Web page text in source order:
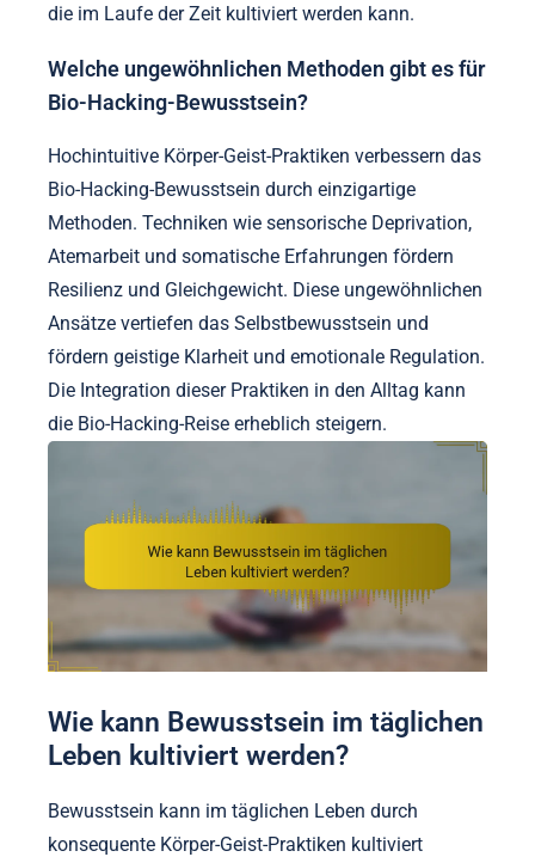
die im Laufe der Zeit kultiviert werden kann.
Welche ungewöhnlichen Methoden gibt es für
Bio-Hacking-Bewusstsein?
Hochintuitive Körper-Geist-Praktiken verbessern das
Bio-Hacking-Bewusstsein durch einzigartige
Methoden. Techniken wie sensorische Deprivation,
Atemarbeit und somatische Erfahrungen fördern
Resilienz und Gleichgewicht. Diese ungewöhnlichen
Ansätze vertiefen das Selbstbewusstsein und
fördern geistige Klarheit und emotionale Regulation.
Die Integration dieser Praktiken in den Alltag kann
die Bio-Hacking-Reise erheblich steigern.
Wie kann Bewusstsein im täglichen
Leben kultiviert werden?
Bewusstsein kann im täglichen Leben durch
konsequente Körper-Geist-Praktiken kultiviert